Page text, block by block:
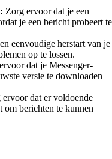
Zorg ervoor dat je een
je een bericht probeert te
eenvoudige herstart van je
op te lossen.
dat je Messenger-
versie te downloaden
ervoor dat er voldoende
om berichten te kunnen